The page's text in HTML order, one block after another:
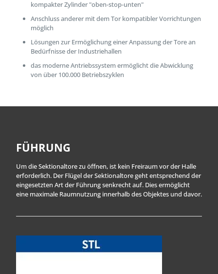
kompakter Zylinder "oben-stop-unten"
Anschluss anderer mit dem Tor kompatibler Vorrichtungen
möglich
Lösungen zur Ermöglichung einer Anpassung der Tore an
Bedürfnisse der Industriehallen
das moderne Antriebssystem ermöglicht die Abwicklung
von über 100.000 Betriebszyklen
FÜHRUNG
Um die Sektionaltore zu öffnen, ist kein Freiraum vor der Halle
erforderlich. Der Flügel der Sektionaltore geht entsprechend der
eingesetzten Art der Führung senkrecht auf. Dies ermöglicht
eine maximale Raumnutzung innerhalb des Objektes und davor.